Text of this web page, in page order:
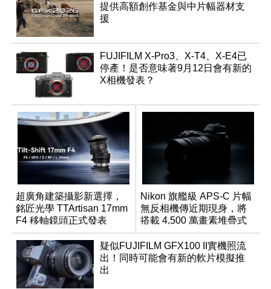
提供高額創作基金與中片幅器材支
援
FUJIFILM X-Pro3、X-T4、X-E4已
停產！是否意味著9月12日會有新的
X相機發表？
超廣角建築攝影新選擇，
銘匠光學 TTArtisan 17mm
F4 移軸鏡頭正式發表
Nikon 旗艦級 APS-C 片幅
無反相機傳近期現身，將
搭載 4,500 萬畫素堆疊式
感光元件？
疑似FUJIFILM GFX100 II實機照流
出！同時可能會有新的軟片模擬推
出